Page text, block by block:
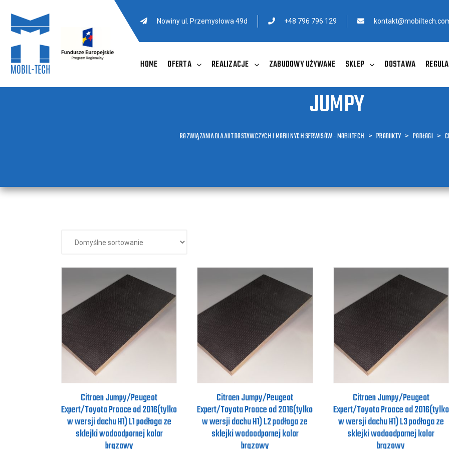
Nowiny ul. Przemysłowa 49d +48 796 796 129
HOME OFERTA REALIZACJE ZABUDOWY UŻYWANE SKLEP DOSTAWA
JUMPY
ROZWIĄZANIA DLA AUT DOSTAWCZYCH I MOBILNYCH SERWISÓW - MOBILTECH > PRODUKTY > PODŁOGI >
Citroen Jumpy/Peugeot
Expert/Toyota Proace od 2016(tylko
w wersji dachu H1) L1 podłoga ze
sklejki wodoodpornej kolor
Citroen Jumpy/Peugeot
Expert/Toyota Proace od 2016(tylko
w wersji dachu H1) L2 podłoga ze
sklejki wodoodpornej kolor
Citroen Jumpy/Peugeot
Expert/Toyota Proace od 2016(tylko
w wersji dachu H1) L3 podłoga ze
sklejki wodoodpornej kolor